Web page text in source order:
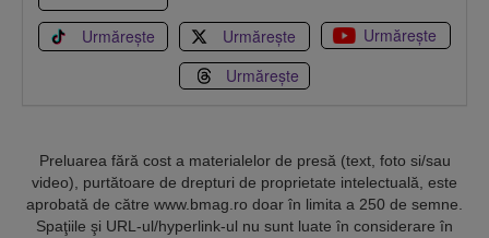
Urmărește Urmărește
Urmărește
Urmărește
Preluarea fără cost a materialelor de presă (text, foto si/sau
video), purtătoare de drepturi de proprietate intelectuală, este
aprobată de către www.bmag.ro doar în limita a 250 de semne.
Spaţiile şi URL-ul/hyperlink-ul nu sunt luate în considerare în